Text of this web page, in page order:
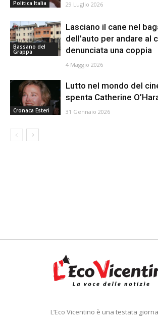
Politica Italia 29 Luglio 2026
Bassano del
Grappa
Lasciano il cane nel
dell’auto per andare al
denunciata una coppia
4 Maggio 2026
Cronaca Esteri
Lutto nel mondo del
spenta Catherine
31 Gennaio 2026
L’Eco Vicentino è una testata